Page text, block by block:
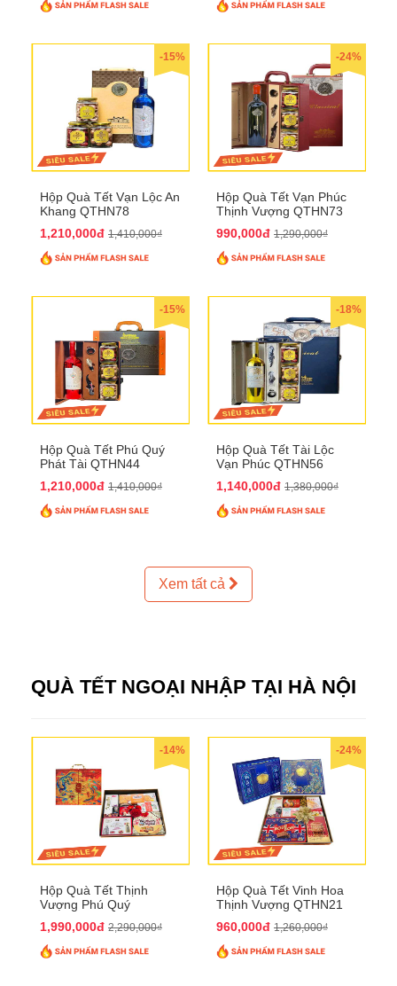
-15%
Hộp Quà Tết Vạn Lộc An
Khang QTHN78
1,210,000đ 1,410,000₫
-24%
Hộp Quà Tết Vạn Phúc
Thịnh Vượng QTHN73
990,000đ 1,290,000₫
-15%
Hộp Quà Tết Phú Quý
Phát Tài QTHN44
1,210,000đ 1,410,000₫
-18%
Hộp Quà Tết Tài Lộc
Vạn Phúc QTHN56
1,140,000đ 1,380,000₫
Xem tất cả
QUÀ TẾT NGOẠI NHẬP TẠI HÀ NỘI
-14%
Hộp Quà Tết Thịnh
Vượng Phú Quý
1,990,000đ 2,290,000₫
-24%
Hộp Quà Tết Vinh Hoa
Thịnh Vượng QTHN21
960,000đ 1,260,000₫